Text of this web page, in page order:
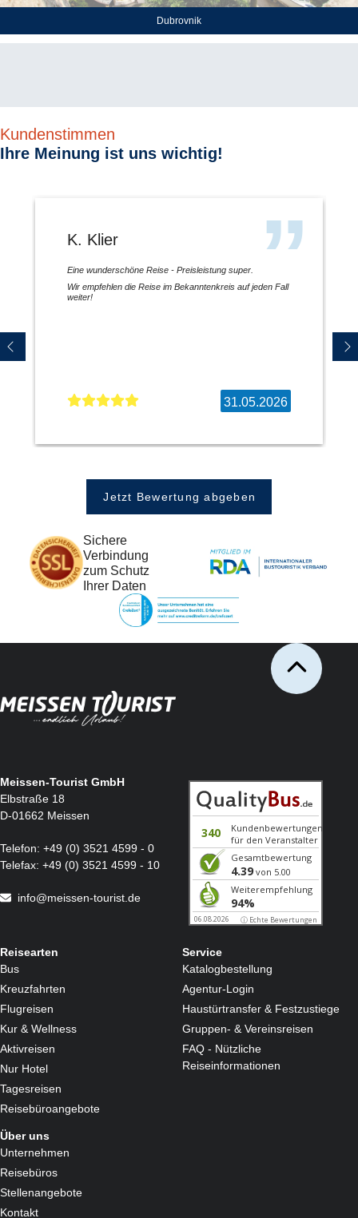
Dubrovnik
Kundenstimmen
Ihre Meinung ist uns wichtig!
K. Klier
Eine wunderschöne Reise - Preisleistung super.
Wir empfehlen die Reise im Bekanntenkreis auf jeden Fall
weiter!
31.05.2026
Jetzt Bewertung abgeben
Sichere
Verbindung
zum Schutz
Ihrer Daten
Meissen-Tourist GmbH
Elbstraße 18
D-01662 Meissen
Telefon: +49 (0) 3521 4599 - 0
Telefax: +49 (0) 3521 4599 - 10
info@meissen-tourist.de
Reisearten
Bus
Kreuzfahrten
Flugreisen
Kur & Wellness
Aktivreisen
Nur Hotel
Tagesreisen
Reisebüroangebote
Service
Katalogbestellung
Agentur-Login
Haustürtransfer & Festzustiege
Gruppen- & Vereinsreisen
FAQ - Nützliche
Reiseinformationen
Über uns
Unternehmen
Reisebüros
Stellenangebote
Kontakt